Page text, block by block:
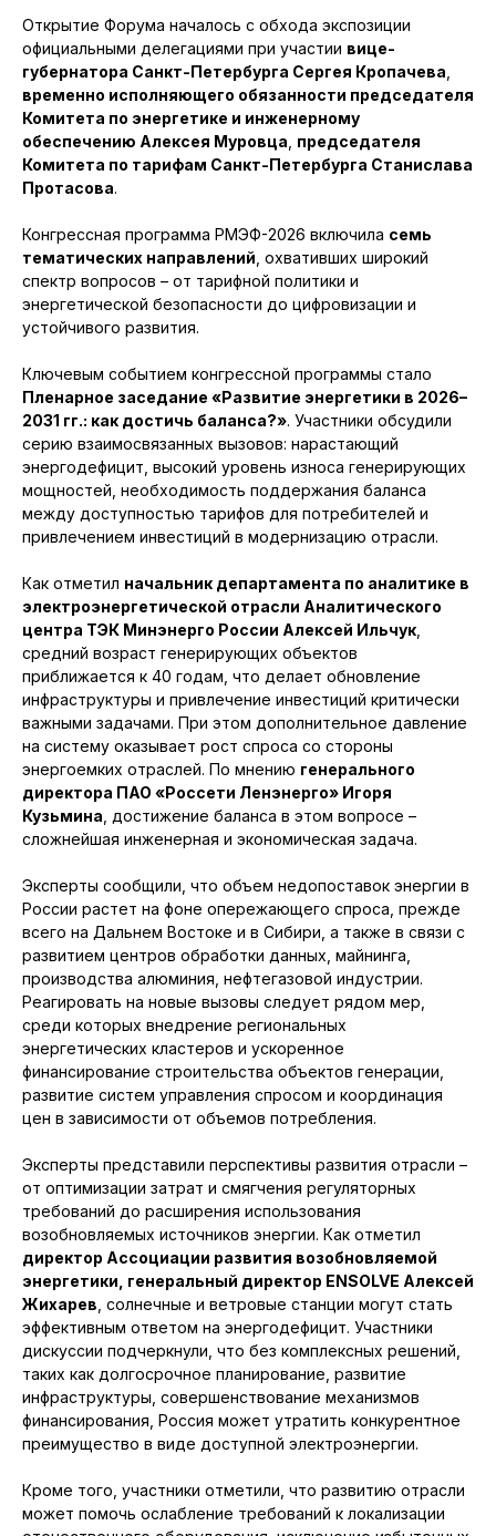
Открытие Форума началось с обхода экспозиции
официальными делегациями при участии вице-
губернатора Санкт-Петербурга Сергея Кропачева
временно исполняющего обязанности председателя
Комитета по энергетике и инженерному
обеспечению Алексея Муровца председателя
Комитета по тарифам Санкт-Петербурга Станислава
Протасова.
Конгрессная программа РМЭФ-2026 включила семь
тематических направлений , охвативших широкий
спектр вопросов – от тарифной политики и
энергетической безопасности до цифровизации и
устойчивого развития.
Ключевым событием конгрессной программы стало
Пленарное заседание «Развитие энергетики в 2026–
2031 гг.: как достичь баланса?». Участники обсудили
серию взаимосвязанных вызовов: нарастающий
энергодефицит, высокий уровень износа генерирующих
мощностей, необходимость поддержания баланса
между доступностью тарифов для потребителей и
привлечением инвестиций в модернизацию отрасли.
Как отметил начальник департамента по аналитике в
электроэнергетической отрасли Аналитического
центра ТЭК Минэнерго России Алексей Ильчук
средний возраст генерирующих объектов
приближается к 40 годам, что делает обновление
инфраструктуры и привлечение инвестиций критически
важными задачами. При этом дополнительное давление
на систему оказывает рост спроса со стороны
энергоемких отраслей. По мнению генерального
директора ПАО «Россети Ленэнерго» Игоря
Кузьмина , достижение баланса в этом вопросе –
сложнейшая инженерная и экономическая задача.
Эксперты сообщили, что объем недопоставок энергии в
России растет на фоне опережающего спроса, прежде
всего на Дальнем Востоке и в Сибири, а также в связи с
развитием центров обработки данных, майнинга,
производства алюминия, нефтегазовой индустрии.
Реагировать на новые вызовы следует рядом мер,
среди которых внедрение региональных
энергетических кластеров и ускоренное
финансирование строительства объектов генерации,
развитие систем управления спросом и координация
цен в зависимости от объемов потребления.
Эксперты представили перспективы развития отрасли –
от оптимизации затрат и смягчения регуляторных
требований до расширения использования
возобновляемых источников энергии. Как отметил
директор Ассоциации развития возобновляемой
энергетики, генеральный директор ENSOLVE Алексей
Жихарев , солнечные и ветровые станции могут стать
эффективным ответом на энергодефицит. Участники
дискуссии подчеркнули, что без комплексных решений,
таких как долгосрочное планирование, развитие
инфраструктуры, совершенствование механизмов
финансирования, Россия может утратить конкурентное
преимущество в виде доступной электроэнергии.
Кроме того, участники отметили, что развитию отрасли
может помочь ослабление требований к локализации